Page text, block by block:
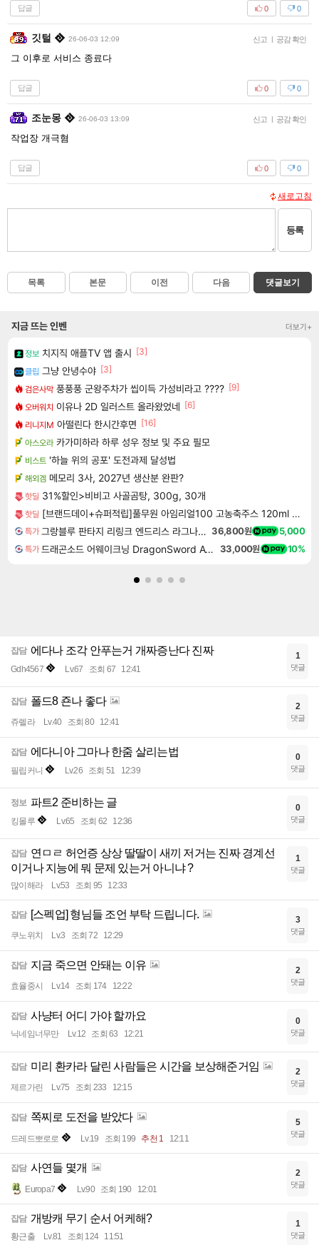
답글 0
0
깃털 26-06-03 12:09 신고 | 공감 확인
그 이후로 서비스 종료다
답글 0
0
조눈몽 26-06-03 13:09 신고 | 공감 확인
작업장 개극혐
답글 0
0
새로고침
등록
목록 본문 이전 다음 댓글보기
지금 뜨는 인벤 더보기+
정보 치지직 애플TV 앱 출시 [3]
클립 그냥 안녕수야 [3]
검은사막 풍풍풍 군왕주차가 씹이득 가성비라고 ???? [9]
오버워치 이유나 2D 일러스트 올라왔었네 [6]
리니지M 아떨린다 한시간후면 [16]
아스오라 카가미하라 하루 성우 정보 및 주요 필모
비스트 '하늘 위의 공포' 도전과제 달성법
해외겜 메모리 3사, 2027년 생산분 완판?
핫딜 31%할인>비비고 사골곰탕, 300g, 30개
핫딜 [브랜드데이+슈퍼적립]풀무원 아임리얼100 고농축주스 120ml 24팩, 블루베리 외 4종
특가 그랑블루 판타지 리링크 엔드리스 라그나로크 업그레이드 킷 Granblue Fantasy Relink Endless Ragnarok Upgrade Kit DLC 36,800원 5,000
특가 드래곤소드 어웨이크닝 DragonSword Awakening 33,000원 10%
잡담 에다나 조각 안푸는거 개짜증난다 진짜
Gdh4567 Lv.67 조회 67 12:41
1
댓글
잡담 폴드8 죤나 좋다
쥬렐라 Lv.40 조회 80 12:41
2
댓글
잡담 에다니아 그마나 한줌 살리는법
필립커니 Lv.26 조회 51 12:39
0
댓글
정보 파트2 준비하는 글
킹몰루 Lv.65 조회 62 12:36
0
댓글
잡담 연ㅁㄹ 허언증 상상 딸딸이 새끼 저거는 진짜 경계선
이거나 지능에 뭐 문제 있는거 아니냐 ?
많이해라 Lv.53 조회 95 12:33
1
댓글
잡담 [스펙업] 형님들 조언 부탁 드립니다.
쿠노위치 Lv.3 조회 72 12:29
3
댓글
잡담 지금 죽으면 안돼는 이유
효율중시 Lv.14 조회 174 12:22
2
댓글
잡담 사냥터 어디 가야 할까요
닉네임너무만 Lv.12 조회 63 12:21
0
댓글
잡담 미리 환카라 달린 사람들은 시간을 보상해준거임
제르가린 Lv.75 조회 233 12:15
2
댓글
잡담 쪽찌로 도전을 받았다
드레드뽀로로 Lv.19 조회 199 추천 1 12:11
5
댓글
잡담 사연들 몇개
Europa7 Lv.90 조회 190 12:01
2
댓글
잡담 개방캐 무기 순서 어케해?
황근출 Lv.81 조회 124 11:51
1
댓글